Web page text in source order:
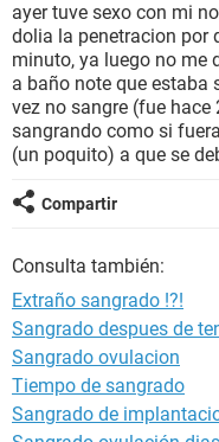
BIENESTAR
SEXUALIDAD
GLOSARIO
ayer tuve sexo con mi
dolia la penetracion por
minuto, ya luego no me
a baño note que estaba
vez no sangre (fue
sangrando como si
(un poquito) a que se
Compartir
Consulta también:
Extraño sangrado !?!
Sangrado despues de
Sangrado ovulacion
Tiempo de sangrado
Sangrado de